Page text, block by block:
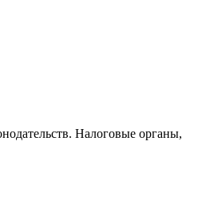
Налоговые органы,